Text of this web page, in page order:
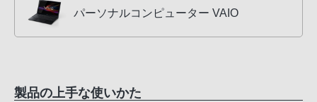
パーソナルコンピューター VAIO
製品の上手な使いかた